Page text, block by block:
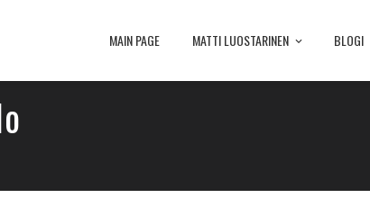
MAIN PAGE MATTI LUOSTARINEN BLOGI